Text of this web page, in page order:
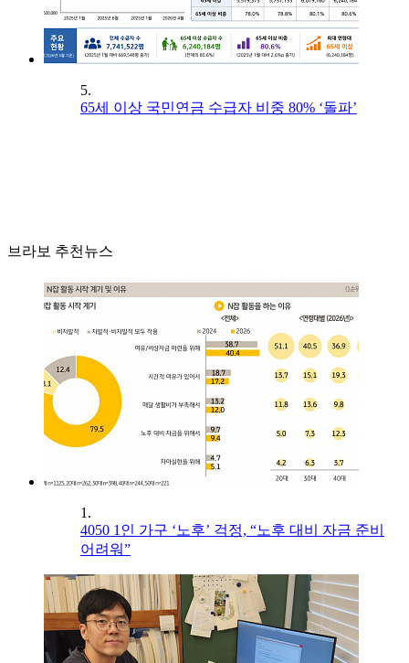
5.
65세 이상 국민연금 수급자 비중 80% ‘돌파’
브라보 추천뉴스
1.
4050 1인 가구 ‘노후’ 걱정, “노후 대비 자금 준비
어려워”